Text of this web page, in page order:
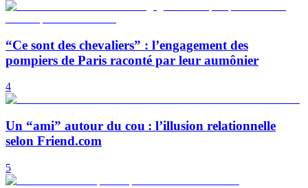
“Ce sont des chevaliers” : l’engagement des
pompiers de Paris raconté par leur aumônier
4
Un “ami” autour du cou : l’illusion relationnelle
selon Friend.com
5